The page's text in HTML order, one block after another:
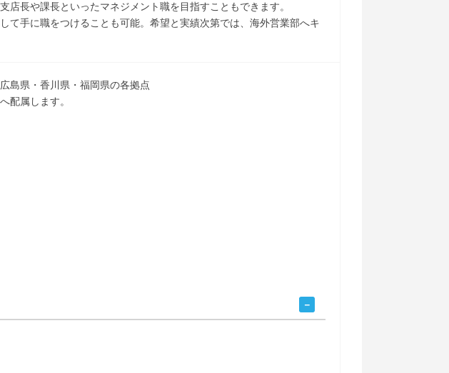
長や課長といったマネジメント職を目指すこともできます。
て手に職をつけることも可能。希望と実績次第では、海外営業部へキ
島県・香川県・福岡県の各拠点
配属します。